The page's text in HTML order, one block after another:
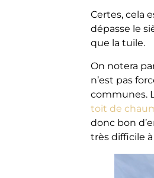
Certes, cela
dépasse le
que la tuile.
On notera
n’est pas
communes.
toit de
donc bon
très difficile